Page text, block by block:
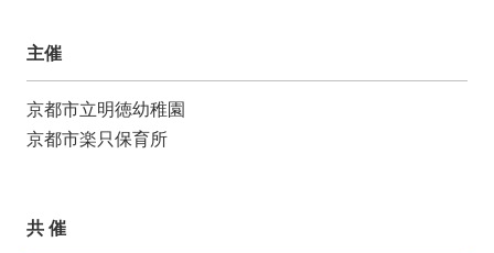
主催
京都市立明徳幼稚園
京都市楽只保育所
共 催